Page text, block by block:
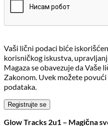
Vaši lični podaci biće
korisničkog iskustva,
Magaza se obavezuje da Vaše
Zakonom. Uvek možete
podataka.
Registrujte se
Glow Tracks 2u1 – Magična